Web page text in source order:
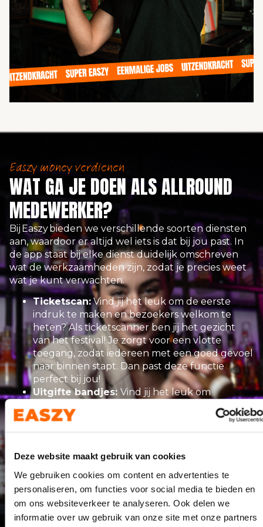
Deze website maakt gebruik van cookies
We gebruiken cookies om content en advertenties te
personaliseren, om functies voor social media te bieden en
om ons websiteverkeer te analyseren. Ook delen we
informatie over uw gebruik van onze site met onze partners
Easzy money verdienen
WAT GA JE DOEN ALS ALLROUND
MEDEWERKER?
Bij Easzybieden we verschillende soorten diensten
aan, waardoor er altijd wel iets is dat bij jou past. In
de app staat bij elke dienst duidelijk omschreven
wat de werkzaamheden zijn, zodat je precies weet
wat je kunt verwachten.
Ticketscan: Vind jij het leuk om de eerste
indruk te maken en bezoekers welkom te
heten? Als ticketscanner ben jij het gezicht
van het festival! Je zorgt voor een vlotte
toegang, zodat iedereen met een goed gevoel
naar binnen stapt. Dan past deze functie
perfect bij jou!
Uitgifte bandjes: Vind jij het leuk om
brengen? Bij de uitgifte van bandjes ben jij een
van de eersten die de gasten te zien krijgen! Je
afhandeling, zodat iedereen zo snel mogelijk
kan genieten van het festival. Dan past deze
functie perfect bij jou!
Kassamedewerker: Vind jij het leuk om
bezoekers vriendelijk te woord te staan en
voor een vlotte afhandeling aan de kassa te